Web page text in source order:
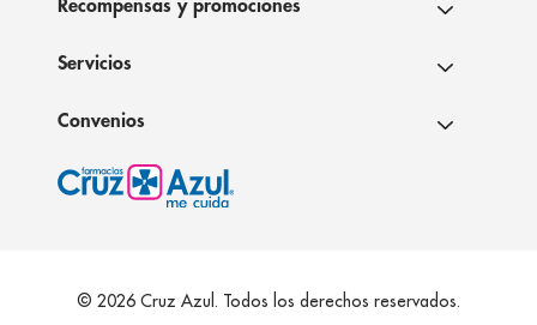
Recompensas y promociones
Servicios
Convenios
© 2026 Cruz Azul. Todos los derechos reservados.